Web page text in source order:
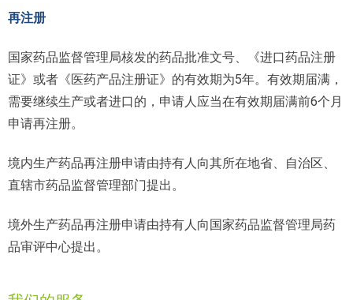
再注册
国家药品监督管理局核发的药品批准文号、《进口药品注册
证》或者《医药产品注册证》的有效期为5年。有效期届满，
需要继续生产或者进口的，申请人应当在有效期届满前6个月
申请再注册。
境内生产药品再注册申请由持有人向其所在地省、自治区、
直辖市药品监督管理部门提出。
境外生产药品再注册申请由持有人向国家药品监督管理局药
品审评中心提出。